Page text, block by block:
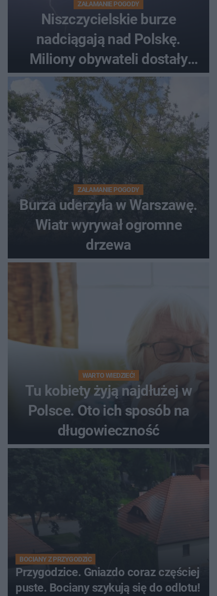
ZAŁAMANIE POGODY
Niszczycielskie burze
nadciągają nad Polskę.
Miliony obywateli dostały
wiadomości z pilnym
ostrzeżeniem
ZAŁAMANIE POGODY
Burza uderzyła w Warszawę.
Wiatr wyrywał ogromne
drzewa
WARTO WIEDZIEĆ!
Tu kobiety żyją najdłużej w
Polsce. Oto ich sposób na
długowieczność
BOCIANY Z PRZYGODZIC
Przygodzice. Gniazdo coraz częściej
puste. Bociany szykują się do odlotu!